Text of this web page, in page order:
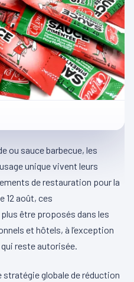
ou sauce barbecue, les
unique vivent leurs
de restauration pour la
12 août, ces
être proposés dans les
et hôtels, à l’exception
reste autorisée.
stratégie globale de réduction